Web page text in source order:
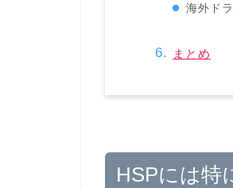
海外ド
まとめ
HSPには特